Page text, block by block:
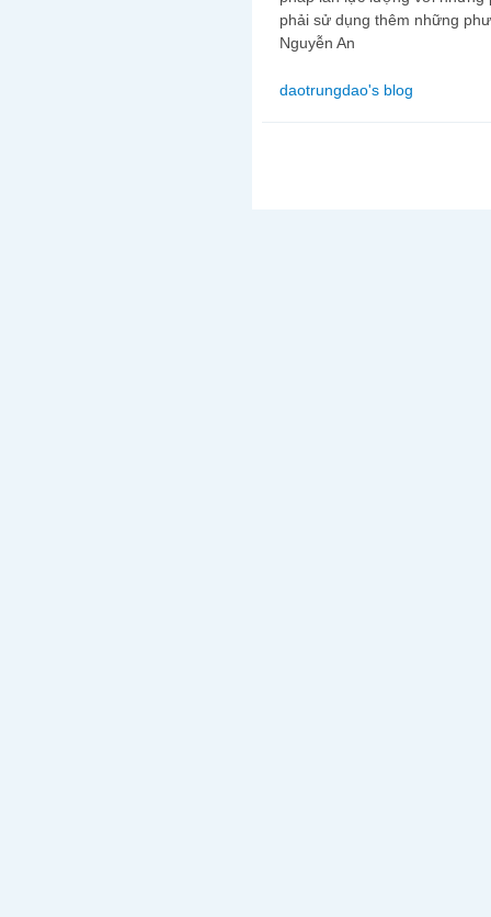
phải sử dụng thêm những
Nguyễn An
daotrungdao's blog